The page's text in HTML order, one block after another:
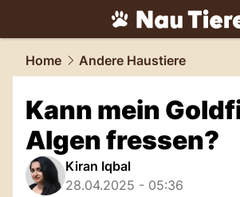
tiere.NAU.ch
Home Andere Haustiere
Kann mein
Algen fressen?
Kiran Iqbal
28.04.2025 - 05:36